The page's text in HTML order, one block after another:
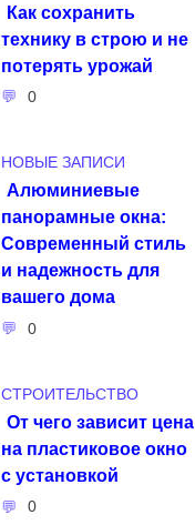
Как сохранить
технику в строю и не
потерять урожай
0
НОВЫЕ ЗАПИСИ
Алюминиевые
панорамные окна:
Современный стиль
и надежность для
вашего дома
0
СТРОИТЕЛЬСТВО
От чего зависит цена
на пластиковое окно
с установкой
0